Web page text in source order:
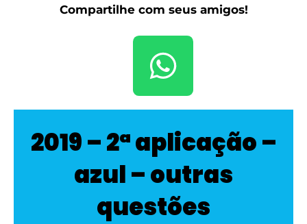
Compartilhe com seus amigos!
2019 – 2ª aplicação –
azul – outras
questões